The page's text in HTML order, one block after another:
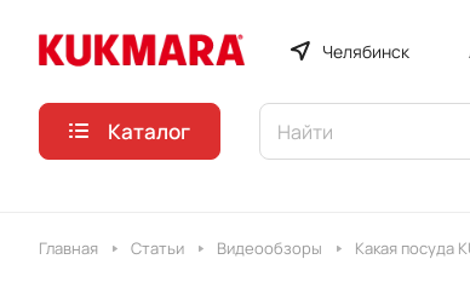
Челябинск
Каталог
Главная Статьи Видеообзоры Какая посуда